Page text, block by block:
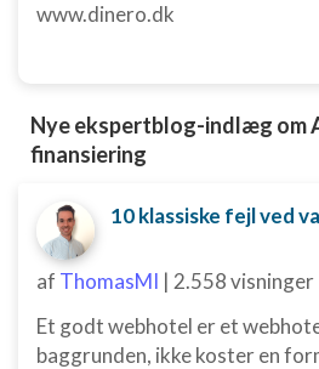
www.dinero.dk
Nye ekspertblog-indlæg om
finansiering
af ThomasMI | 2.558 visninger
Et godt webhotel er et
baggrunden, ikke koster en